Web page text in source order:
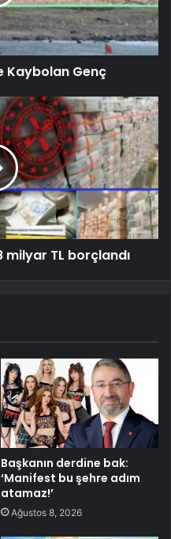
Kaybolan Genç
milyar TL borçlandı
Başkanın derdine bak:
‘Manifest bu şehre adım
atamaz!’
Ağustos 8, 2026